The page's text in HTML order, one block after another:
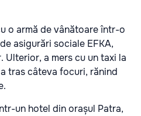
o armă de vânătoare într-o
asigurări sociale EFKA,
Ulterior, a mers cu un taxi la
tras câteva focuri, rănind
un hotel din orașul Patra,